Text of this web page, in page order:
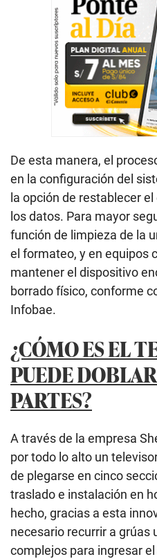
De esta manera, el
en la configuración del
la opción de restablecer
los datos. Para mayor
función de limpieza de la
el formateo, y en equipos
mantener el dispositivo
borrado físico, conforme
Infobae.
¿CÓMO ES EL
PUEDE
PARTES?
A través de la empresa
por todo lo alto un
de plegarse en cinco
traslado e instalación en
hecho, gracias a esta
necesario recurrir a grúas
complejos para ingresar